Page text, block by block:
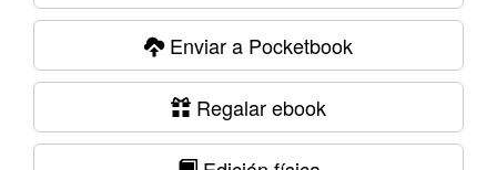
Enviar a Pocketbook
Regalar ebook